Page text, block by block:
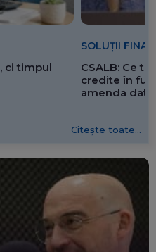
ci timpul
SOLUȚII
CSALB: Ce
credite în
amenda
Citește toate...